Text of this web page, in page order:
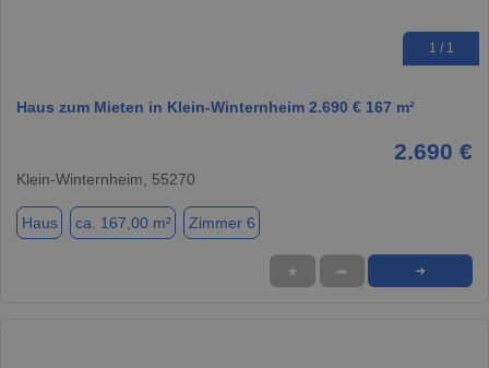
1 / 1
Haus zum Mieten in Klein-Winternheim 2.690 € 167 m²
2.690 €
Klein-Winternheim, 55270
Haus ca. 167,00 m² Zimmer 6
★ ➦ ➜